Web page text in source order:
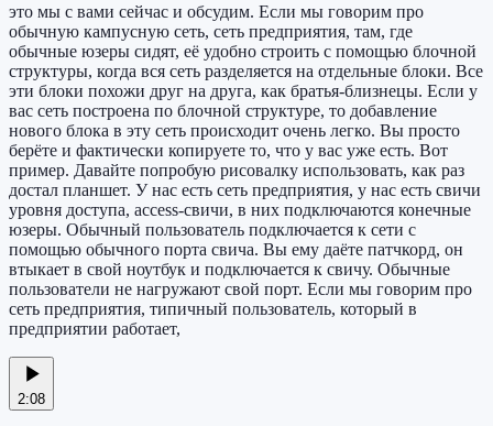
это мы с вами сейчас и обсудим. Если мы говорим про
обычную кампусную сеть, сеть предприятия, там, где
обычные юзеры сидят, её удобно строить с помощью блочной
структуры, когда вся сеть разделяется на отдельные блоки. Все
эти блоки похожи друг на друга, как братья-близнецы. Если у
вас сеть построена по блочной структуре, то добавление
нового блока в эту сеть происходит очень легко. Вы просто
берёте и фактически копируете то, что у вас уже есть. Вот
пример. Давайте попробую рисовалку использовать, как раз
достал планшет. У нас есть сеть предприятия, у нас есть свичи
уровня доступа, access-свичи, в них подключаются конечные
юзеры. Обычный пользователь подключается к сети с
помощью обычного порта свича. Вы ему даёте патчкорд, он
втыкает в свой ноутбук и подключается к свичу. Обычные
пользователи не нагружают свой порт. Если мы говорим про
сеть предприятия, типичный пользователь, который в
предприятии работает,
2:08